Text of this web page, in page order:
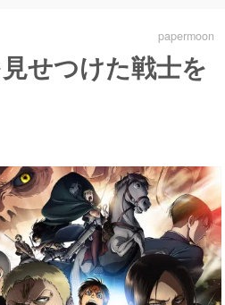
papermoon
せつけた戦士を